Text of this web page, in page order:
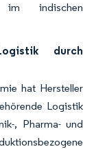
im indischen
durch
hat Hersteller
Logistik
, Pharma- und